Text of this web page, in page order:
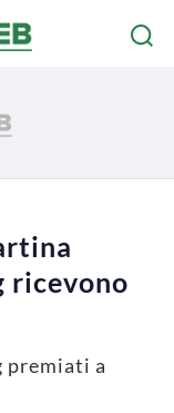
ricevono
premiati a